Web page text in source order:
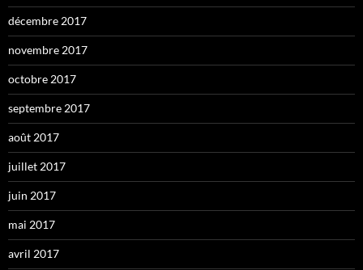
décembre 2017
novembre 2017
octobre 2017
septembre 2017
août 2017
juillet 2017
juin 2017
mai 2017
avril 2017